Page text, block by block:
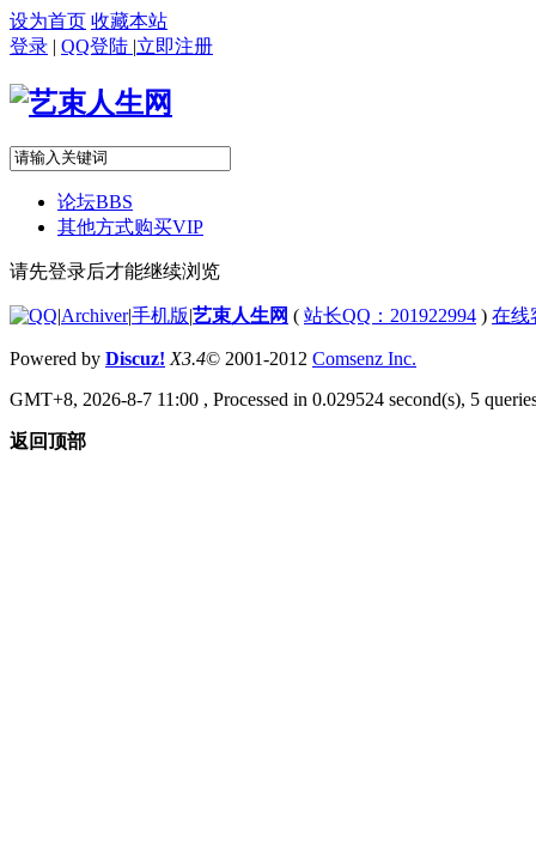
设为首页 收藏本站
登录 | QQ登陆 |立即注册
论坛BBS
其他方式购买VIP
请先登录后才能继续浏览
|Archiver|手机版|艺束人生网 ( 站长QQ：201922994 ) 在线
Powered by Discuz! X3.4© 2001-2012 Comsenz Inc.
GMT+8, 2026-8-7 11:00 , Processed in 0.029524 second(s), 5
返回顶部